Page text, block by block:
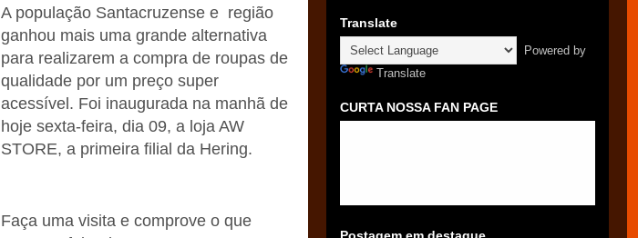
A população Santacruzense e região
ganhou mais uma grande alternativa
para realizarem a compra de roupas de
qualidade por um preço super
acessível. Foi inaugurada na manhã de
hoje sexta-feira, dia 09, a loja AW
STORE, a primeira filial da Hering.
Faça uma visita e comprove o que
Translate
Powered by
Translate
CURTA NOSSA FAN PAGE